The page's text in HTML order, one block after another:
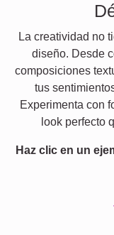
La creatividad no
diseño. Desde
composiciones
tus
Experimenta con
look perfecto
Haz clic en un